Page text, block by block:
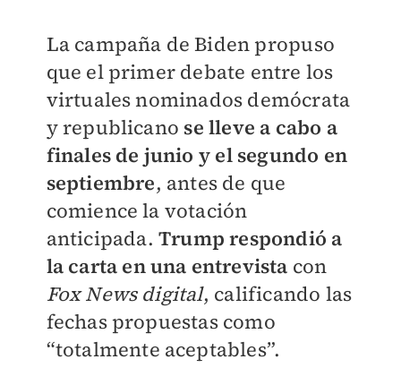
La campaña de Biden propuso
que el primer debate entre los
virtuales nominados demócrata
y republicano se lleve a cabo a
finales de junio y el segundo en
septiembre, antes de que
comience la votación
anticipada. Trump respondió a
la carta en una entrevista con
Fox News digital, calificando las
fechas propuestas como
“totalmente aceptables”.